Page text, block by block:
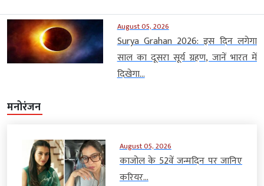
August 05, 2026
Surya Grahan 2026: इस दिन लगेगा
साल का दूसरा सूर्य ग्रहण, जानें भारत में
दिखेगा...
मनोरंजन
August 05, 2026
काजोल के 52वें जन्मदिन पर जानिए
करियर...